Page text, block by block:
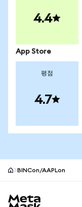
4.4
App Store
평점
4.7
BINCon/AAPLon